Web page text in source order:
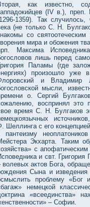
как известно,
(ІV в.),
1359). Так
(не только С. Н.
со
мира и обожения
Максима
лишь перед
Паламы (где
произошло уже
и Владимир
мысли,
о. Сергий
воспринял это
время С. Н. Булгаков
Шеллинга с его
пантеизму
Экхарта. Таким
с
и свт.
волевых актов Бога,
Сына и
проблему «Бог
немецкой
«всеединства»
– Софии.